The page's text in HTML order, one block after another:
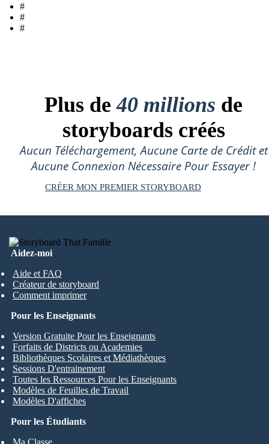
#
#
#
Plus de40 millions de
storyboards créés
Aucun Téléchargement, Aucune Carte de Crédit et
Aucune Connexion Nécessaire Pour Essayer !
CRÉER MON PREMIER STORYBOARD
Aidez-moi
Aide et FAQ
Créateur de storyboard
Comment imprimer
Pour les Étudiants
Ma Classe
Pour les Enseignants
Version Gratuite Pour les Enseignants
Forfaits de Districts ou Academies
Bibliothèques Scolaires et Médiathèques
Sessions D'entrainement
Toutes les Ressources Pour les Enseignants
Modèles de Feuilles de Travail
Modèles D'affiches